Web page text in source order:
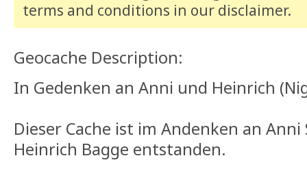
terms and conditions in our disclaimer.
Geocache Description:
In Gedenken an Anni und Heinrich
Dieser Cache ist im Andenken an
Heinrich Bagge entstanden.